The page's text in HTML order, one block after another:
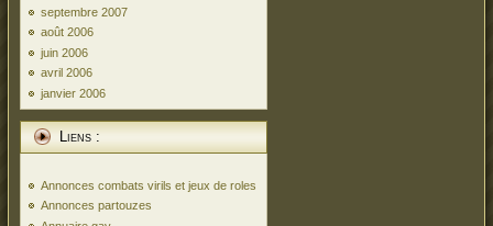
septembre 2007
août 2006
juin 2006
avril 2006
janvier 2006
Liens :
Annonces combats virils et jeux de roles
Annonces partouzes